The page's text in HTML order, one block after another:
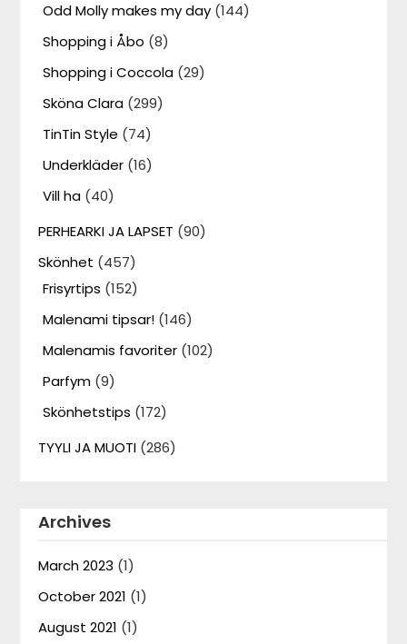
Odd Molly makes my day (144)
Shopping i Åbo (8)
Shopping i Coccola (29)
Sköna Clara (299)
TinTin Style (74)
Underkläder (16)
Vill ha (40)
PERHEARKI JA LAPSET (90)
Skönhet (457)
Frisyrtips (152)
Malenami tipsar! (146)
Malenamis favoriter (102)
Parfym (9)
Skönhetstips (172)
TYYLI JA MUOTI (286)
Archives
March 2023 (1)
October 2021 (1)
August 2021 (1)